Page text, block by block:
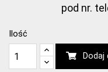
pod nr.
Ilość